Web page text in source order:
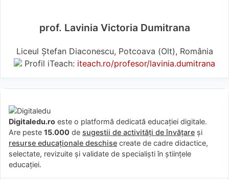
prof. Lavinia Victoria Dumitrana
Liceul Ștefan Diaconescu, Potcoava (Olt), România
Profil iTeach: iteach.ro/profesor/lavinia.dumitrana
Digitaledu.ro este o platformă dedicată educației digitale.
Are peste 15.000 de sugestii de activități de învățare și
resurse educaționale deschise create de cadre didactice,
selectate, revizuite și validate de specialiști în științele
educației.